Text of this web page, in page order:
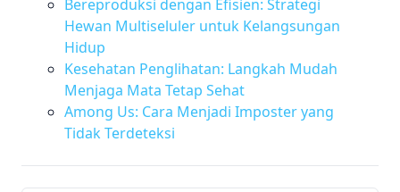
Bereproduksi dengan Efisien: Strategi
Hewan Multiseluler untuk Kelangsungan
Hidup
Kesehatan Penglihatan: Langkah Mudah
Menjaga Mata Tetap Sehat
Among Us: Cara Menjadi Imposter yang
Tidak Terdeteksi